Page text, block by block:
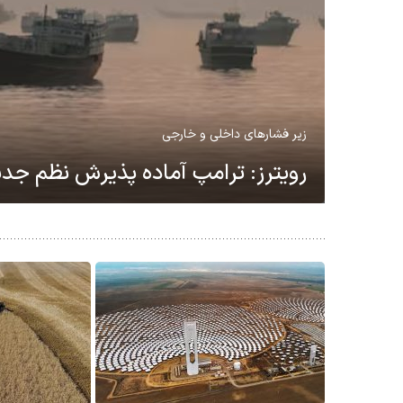
کسری بودجه و نرخ‌های بالا بهره
دولت آمریکا نیاز فزاینده به